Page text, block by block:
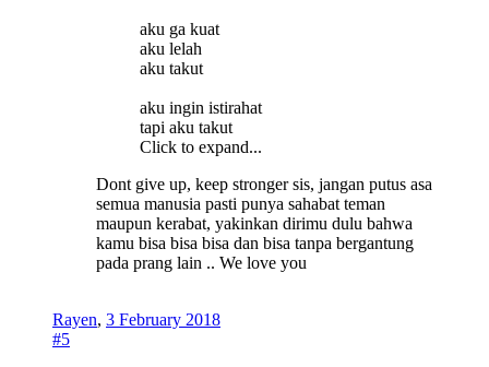
aku ga kuat
aku lelah
aku takut
aku ingin istirahat
tapi aku takut
Click to expand...
Dont give up, keep stronger sis, jangan putus asa
semua manusia pasti punya sahabat teman
maupun kerabat, yakinkan dirimu dulu bahwa
kamu bisa bisa bisa dan bisa tanpa bergantung
pada prang lain .. We love you
Rayen, 3 February 2018
#5